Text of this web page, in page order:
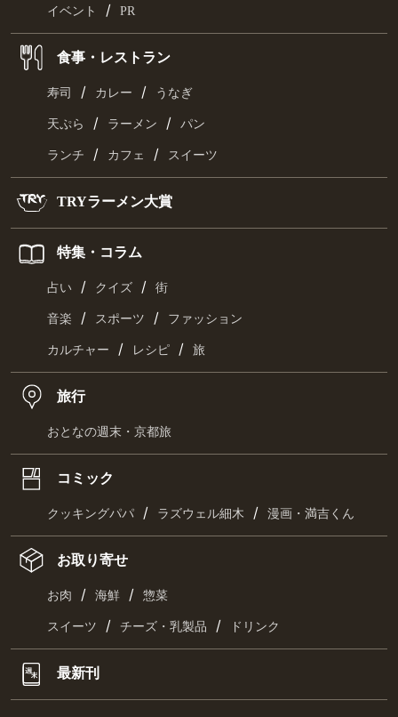
イベント / PR
食事・レストラン
寿司 / カレー / うなぎ
天ぷら / ラーメン / パン
ランチ / カフェ / スイーツ
TRYラーメン大賞
特集・コラム
占い / クイズ / 街
音楽 / スポーツ / ファッション
カルチャー / レシピ / 旅
旅行
おとなの週末・京都旅
コミック
クッキングパパ / ラズウェル細木 / 漫画・満吉くん
お取り寄せ
お肉 / 海鮮 / 惣菜
スイーツ / チーズ・乳製品 / ドリンク
最新刊